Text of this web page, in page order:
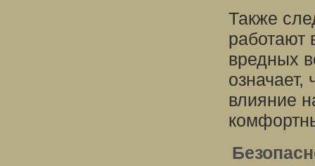
Также
работают
вредных
означает,
влияние